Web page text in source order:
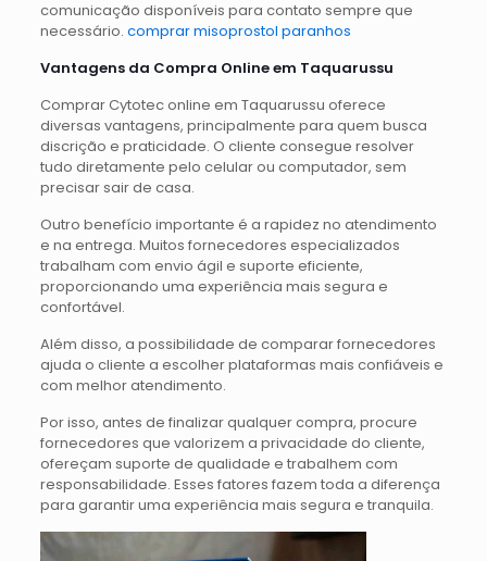
comunicação disponíveis para contato sempre que
necessário. comprar misoprostol paranhos
Vantagens da Compra Online em Taquarussu
Comprar Cytotec online em Taquarussu oferece
diversas vantagens, principalmente para quem busca
discrição e praticidade. O cliente consegue resolver
tudo diretamente pelo celular ou computador, sem
precisar sair de casa.
Outro benefício importante é a rapidez no atendimento
e na entrega. Muitos fornecedores especializados
trabalham com envio ágil e suporte eficiente,
proporcionando uma experiência mais segura e
confortável.
Além disso, a possibilidade de comparar fornecedores
ajuda o cliente a escolher plataformas mais confiáveis e
com melhor atendimento.
Por isso, antes de finalizar qualquer compra, procure
fornecedores que valorizem a privacidade do cliente,
ofereçam suporte de qualidade e trabalhem com
responsabilidade. Esses fatores fazem toda a diferença
para garantir uma experiência mais segura e tranquila.